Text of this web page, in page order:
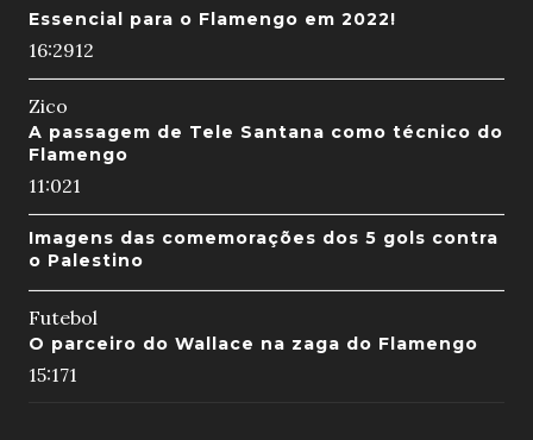
Essencial para o Flamengo em 2022!
16:2912
Zico
A passagem de Tele Santana como técnico do
Flamengo
11:021
Imagens das comemorações dos 5 gols contra
o Palestino
Futebol
O parceiro do Wallace na zaga do Flamengo
15:171